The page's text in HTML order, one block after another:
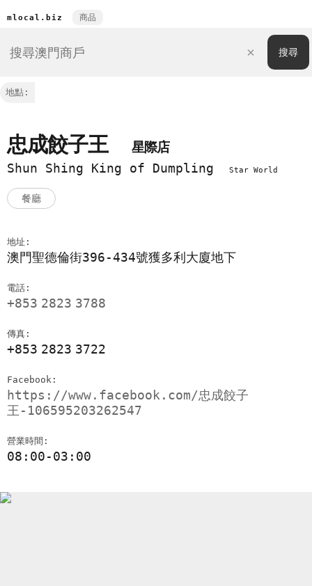
mlocal.biz 商品
地點:
忠成餃子王
星際店
Shun Shing King of Dumpling
Star World
餐廳
地址:
澳門聖德倫街396-434號獲多利大廈地下
電話:
+853 2823 3788
傳真:
+853 2823 3722
Facebook:
https://www.facebook.com/忠成餃子
王-106595203262547
營業時間:
08:00-03:00